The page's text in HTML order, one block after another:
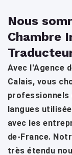
Nous
Chambre
Avec l'Agence
Calais, vous
langues
avec les
de-France.
très étendu